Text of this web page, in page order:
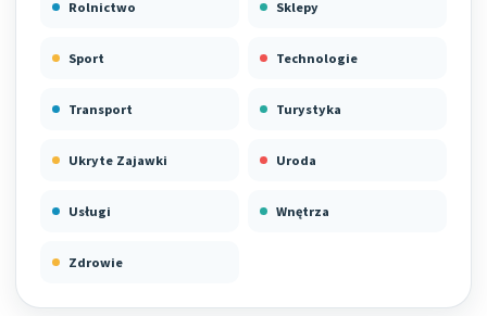
Rolnictwo Sklepy
Sport Technologie
Transport Turystyka
Ukryte Zajawki Uroda
Usługi Wnętrza
Zdrowie